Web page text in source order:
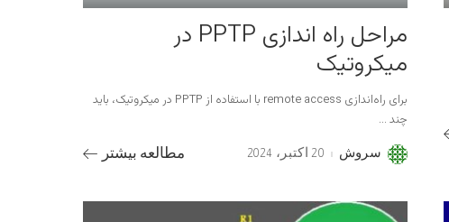
مراحل راه اندازی PPTP در
میکروتیک
برای راه‌اندازی remote access با استفاده از PPTP در میکروتیک، باید
چند ...
Postedسروش 20 اکتبر، 2024 مطالعه بیشتر